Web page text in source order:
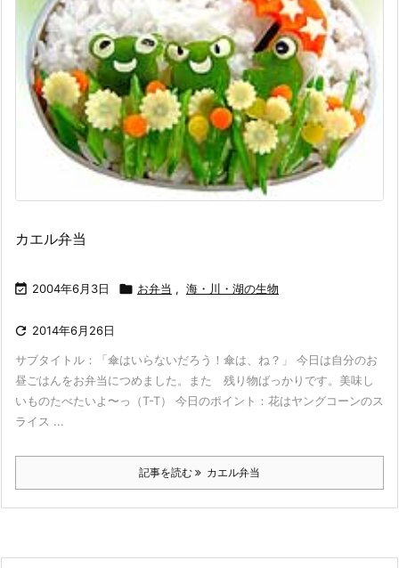
カエル弁当
 2004年6月3日  お弁当 , 海・川・湖の生物
 2014年6月26日
サブタイトル：「傘はいらないだろう！傘は、ね？」 今日は自分のお
昼ごはんをお弁当につめました。また 残り物ばっかりです。美味し
いものたべたいよ〜っ（T-T） 今日のポイント：花はヤングコーンのス
ライス ...
記事を読む カエル弁当